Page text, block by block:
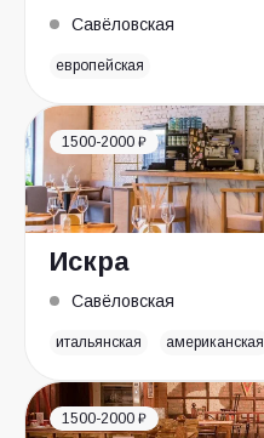
Савёловская
европейская
1500-2000 ₽
Искра
Савёловская
итальянская американская
1500-2000 ₽